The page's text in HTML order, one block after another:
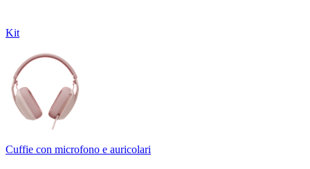
Kit
Cuffie con microfono e auricolari